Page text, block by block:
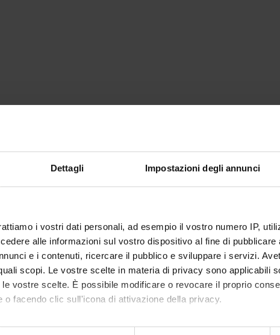
Dettagli Impostazioni degli annunci
i vostri dati personali, ad esempio il vostro numero IP,
alle informazioni sul vostro dispositivo al fine di pubblicare
e i contenuti, ricercare il pubblico e sviluppare i servizi.
scopi. Le vostre scelte in materia di privacy sono applicabili
vostre scelte. È possibile modificare o revocare il proprio
o facendo clic sull'icona di attivazione della privacy.
anche: